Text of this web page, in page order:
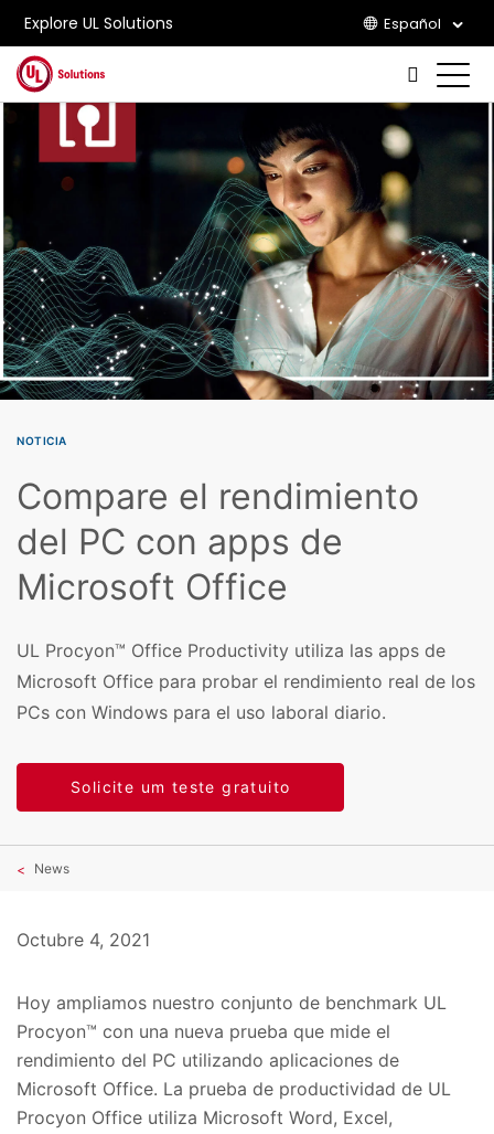
Explore UL Solutions Español
Skip to main content
NOTICIA
Compare el rendimiento
del PC con apps de
Microsoft Office
UL Procyon™ Office Productivity utiliza las apps de
Microsoft Office para probar el rendimiento real de los
PCs con Windows para el uso laboral diario.
Solicite um teste gratuito
News
Octubre 4, 2021
Hoy ampliamos nuestro conjunto de benchmark UL
Procyon™ con una nueva prueba que mide el
rendimiento del PC utilizando aplicaciones de
Microsoft Office. La prueba de productividad de UL
Procyon Office utiliza Microsoft Word, Excel,